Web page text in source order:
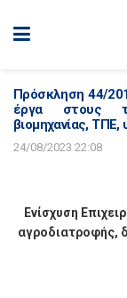
Πρόσκληση 44/
έργα στους
βιομηχανίας, ΤΠΕ,
24/08/2023 22:08
Ενίσχυση
αγροδιατροφής,